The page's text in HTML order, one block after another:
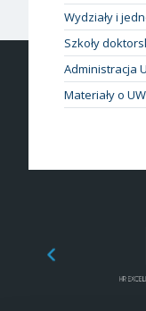
Wydziały i
Szkoły
Administracja
Materiały o